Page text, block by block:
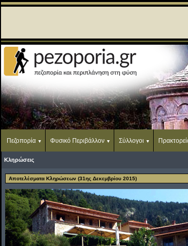
Πεζοπορία Φυσικό Περιβάλλον Σύλλογοι
Κληρώσεις
Αποτελέσματα Κληρώσεων (31ης Δεκεμβρίου 2015)